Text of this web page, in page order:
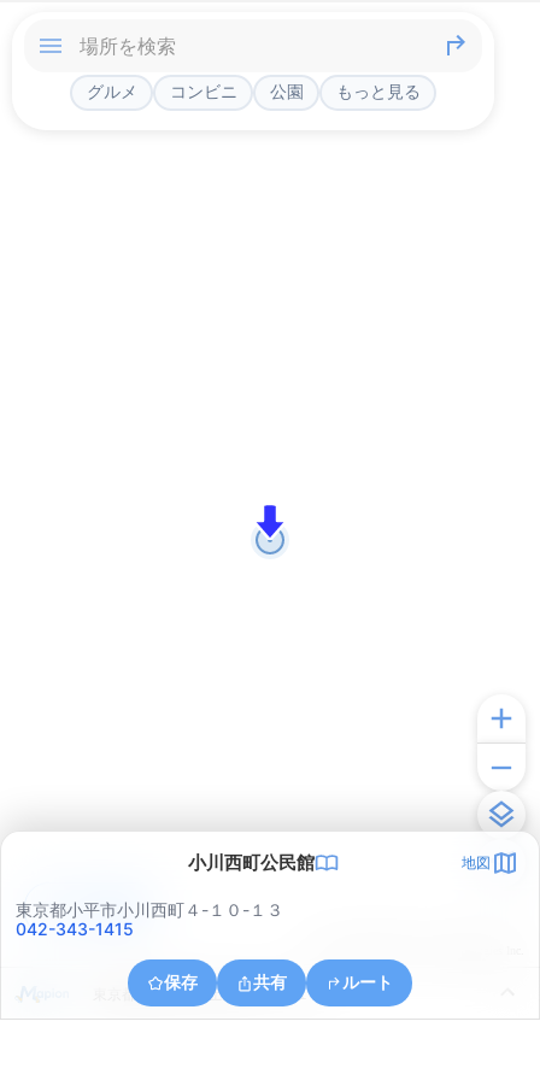
グルメ コンビニ 公園 もっと見る
小川西町公民館 地図
東京都小平市小川西町４-１０-１３
042-343-1415
保存 共有 ルート
東京都東村山市富士見町１丁目１６
アプリで見る